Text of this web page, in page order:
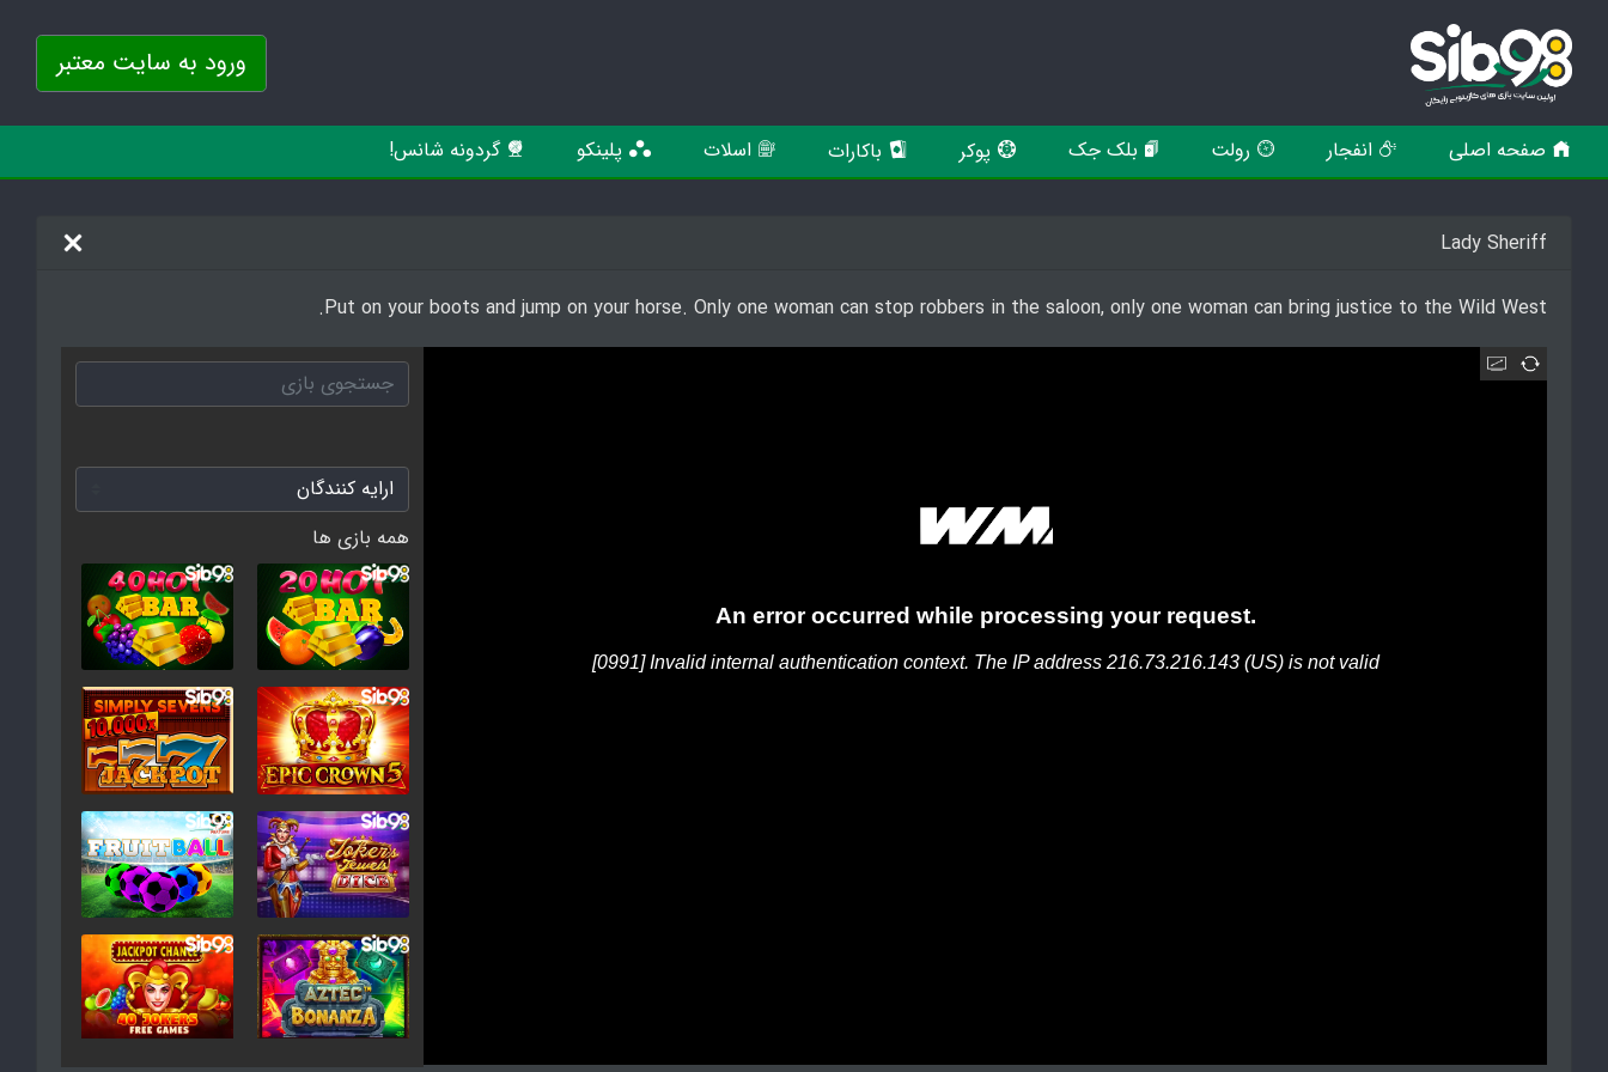
ورود به سایت معتبر
صفحه اصلی انفجار رولت بلک جک پوکر باکارات اسلات پلینکو گردونه شانس!
Lady Sheriff
Put on your boots and jump on your horse. Only one woman can stop robbers in the saloon, only one woman can bring justice to the Wild West.
همه بازی ها